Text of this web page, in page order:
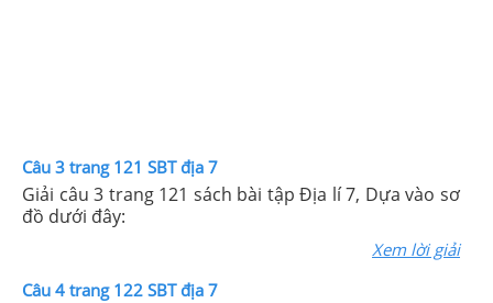
Câu 3 trang 121 SBT địa 7
Giải câu 3 trang 121 sách bài tập Địa lí 7, Dựa vào sơ
đồ dưới đây:
Xem lời giải
Câu 4 trang 122 SBT địa 7